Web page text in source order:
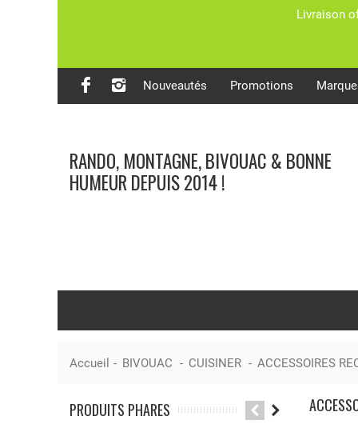
Livraison
Nouveautés Promotions
RANDO, MONTAGNE, BIVOUAC & BONNE
HUMEUR DEPUIS 2014 !
Accueil - BIVOUAC - CUISINER - ACCESSOIRES
PRODUITS PHARES